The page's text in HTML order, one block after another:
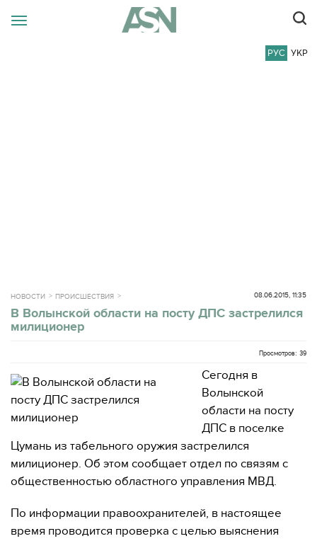
РУС УКР
НОВОСТИ ПРОИСШЕСТВИЯ 08.06.2015, 11:35
В Волынской области на посту ДПС застрелился
милиционер
Просмотров: 39
Сегодня в
Волынской
области на посту
ДПС в поселке
Цумань из табельного оружия застрелился
милиционер. Об этом сообщает отдел по связям с
общественностью областного управления МВД.
По информации правоохранителей, в настоящее
время проводится проверка с целью выяснения